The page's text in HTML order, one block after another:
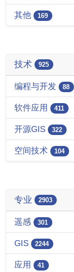
其他 169
技术 925
编程与开发 88
软件应用 411
开源GIS 322
空间技术 104
专业 2903
遥感 301
GIS 2244
应用 41